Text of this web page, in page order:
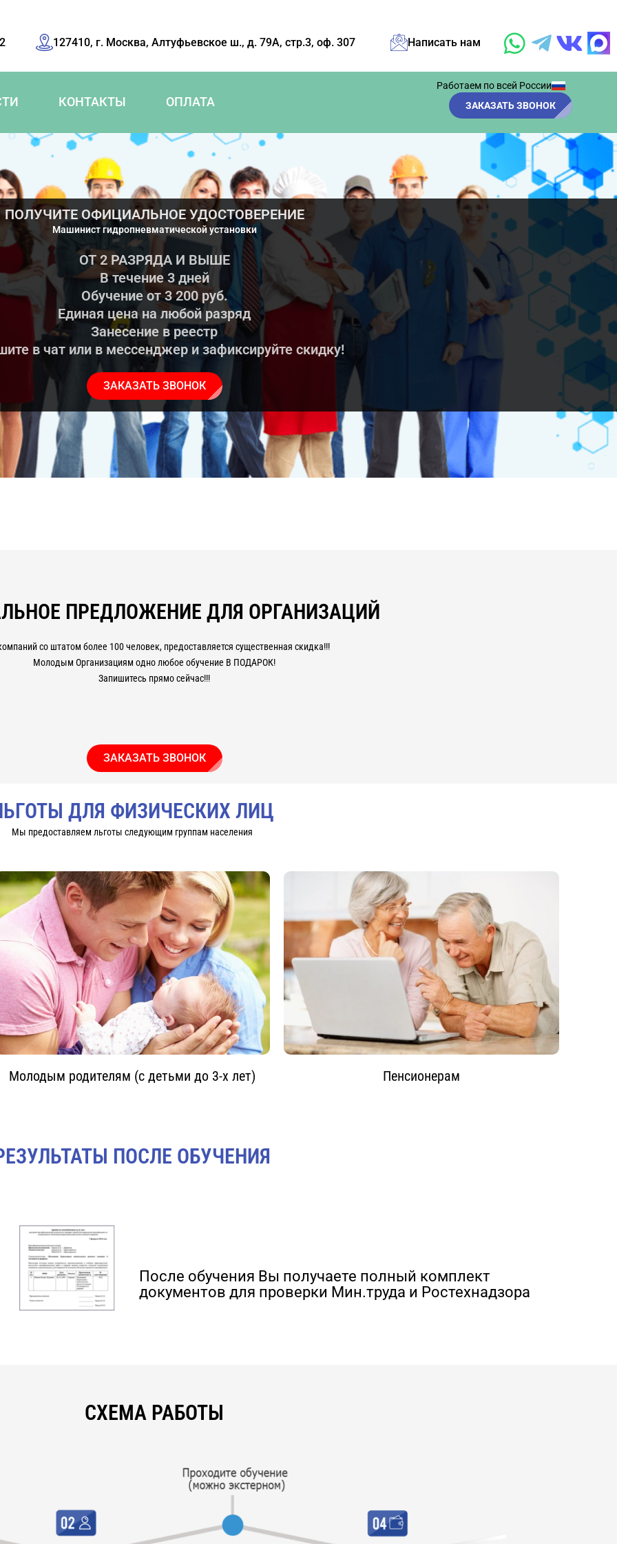
127410, г. Москва, Алтуфьевское ш., д. 79А, стр.3, оф. 307 Написать нам
КОНТАКТЫ ОПЛАТА
Работаем по всей России
ЗАКАЗАТЬ ЗВОНОК
ПОЛУЧИТЕ ОФИЦИАЛЬНОЕ УДОСТОВЕРЕНИЕ
Машинист гидропневматической установки
ОТ 2 РАЗРЯДА И ВЫШЕ
В течение 3 дней
Обучение от 3 200 руб.
Единая цена на любой разряд
Занесение в реестр
в чат или в мессенджер и зафиксируйте скидку!
ЗАКАЗАТЬ ЗВОНОК
ПРЕДЛОЖЕНИЕ ДЛЯ ОРГАНИЗАЦИЙ
со штатом более 100 человек, предоставляется существенная скидка!!!
Молодым Организациям одно любое обучение В ПОДАРОК!
Запишитесь прямо сейчас!!!
ЗАКАЗАТЬ ЗВОНОК
ДЛЯ ФИЗИЧЕСКИХ ЛИЦ
Мы предоставляем льготы следующим группам населения
Молодым родителям (с детьми до 3-х лет) Пенсионерам
ПОСЛЕ ОБУЧЕНИЯ
После обучения Вы получаете полный комплект
документов для проверки Мин.труда и Ростехнадзора
СХЕМА РАБОТЫ